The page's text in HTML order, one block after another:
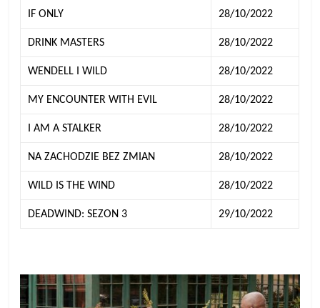
IF ONLY 28/10/2022
DRINK MASTERS 28/10/2022
WENDELL I WILD 28/10/2022
MY ENCOUNTER WITH EVIL 28/10/2022
I AM A STALKER 28/10/2022
NA ZACHODZIE BEZ ZMIAN 28/10/2022
WILD IS THE WIND 28/10/2022
DEADWIND: SEZON 3 29/10/2022